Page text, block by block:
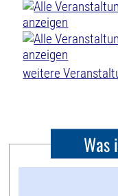
weitere
Was